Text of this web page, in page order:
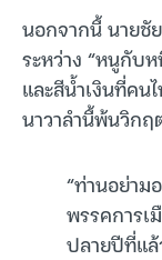
นอกจากนี้ นายชั
ระหว่าง “หนูกับ
และสีน้ำเงินที่คน
นาวาลำนี้พ้นวิกฤ
“ท่านอย่าม
พรรคการ
ปลายปีที่แล้